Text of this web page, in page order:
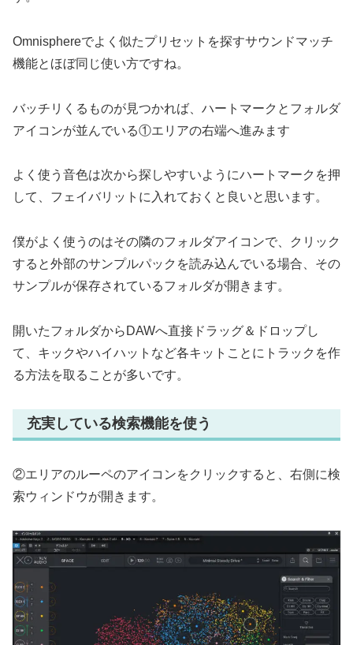
Omnisphereでよく似たプリセットを探すサウンドマッチ
機能とほぼ同じ使い方ですね。
バッチリくるものが見つかれば、ハートマークとフォルダ
アイコンが並んでいる①エリアの右端へ進みます
よく使う音色は次から探しやすいようにハートマークを押
して、フェイバリットに入れておくと良いと思います。
僕がよく使うのはその隣のフォルダアイコンで、クリック
すると外部のサンプルパックを読み込んでいる場合、その
サンプルが保存されているフォルダが開きます。
開いたフォルダからDAWへ直接ドラッグ＆ドロップし
て、キックやハイハットなど各キットことにトラックを作
る方法を取ることが多いです。
充実している検索機能を使う
②エリアのルーペのアイコンをクリックすると、右側に検
索ウィンドウが開きます。